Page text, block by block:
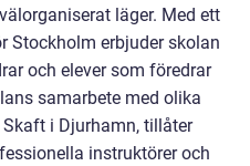
läger. Med ett
Stockholm erbjuder skolan
och elever som föredrar
samarbete med olika
i Djurhamn, tillåter
instruktörer och